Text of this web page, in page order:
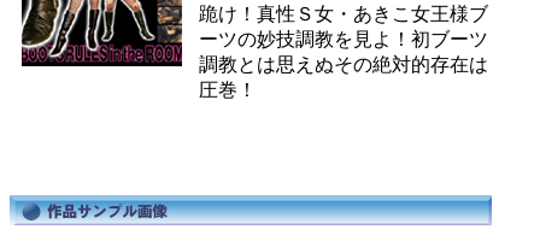
跪け！真性Ｓ女・あきこ女王様ブ
ーツの妙技調教を見よ！初ブーツ
調教とは思えぬその絶対的存在は
圧巻！